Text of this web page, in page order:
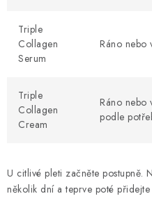
Triple
Collagen
Serum
Ráno nebo
Triple
Collagen
Cream
Ráno nebo
podle
U citlivé pleti začněte postupně.
několik dní a teprve poté přidejte